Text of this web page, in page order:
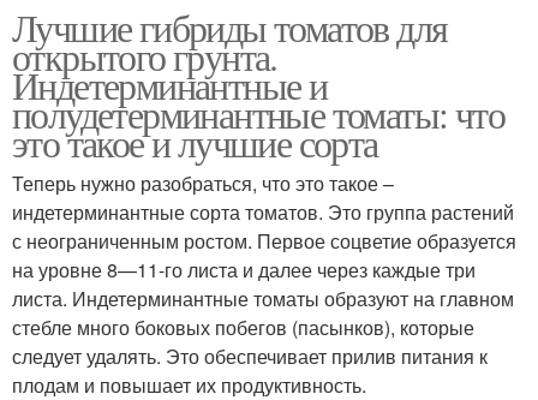
Лучшие гибриды томатов для
открытого грунта.
Индетерминантные и
полудетерминантные томаты: что
это такое и лучшие сорта
Теперь нужно разобраться, что это такое –
индетерминантные сорта томатов. Это группа растений
с неограниченным ростом. Первое соцветие образуется
на уровне 8—11-го листа и далее через каждые три
листа. Индетерминантные томаты образуют на главном
стебле много боковых побегов (пасынков), которые
следует удалять. Это обеспечивает прилив питания к
плодам и повышает их продуктивность.